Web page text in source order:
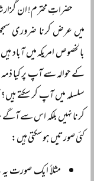
حضراتِ محترم! ان
میں عرض کرنا ضروری
بالخصوص امریکہ میں آباد
کے حوالہ سے آپ پر کیا
سلسلہ میں آپ کر سکتے
کرنا نہیں بلکہ اس سے
کئی صورتیں ہو سکتی ہیں:
مثلاً ایک صورت